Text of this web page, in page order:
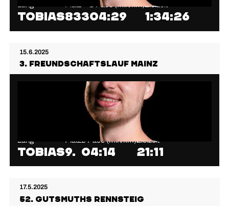
Lang
Tobias
Platz
833
⌀ Pace (min/km)
04:29
Zielzeit
1:34:26
15.6.2025
3. Freundschaftslauf Mainz
Lang
Tobias
Platz
9.
⌀ Pace (min/km)
04:14
Zielzeit
21:11
17.5.2025
52. Gutsmuths Rennsteig